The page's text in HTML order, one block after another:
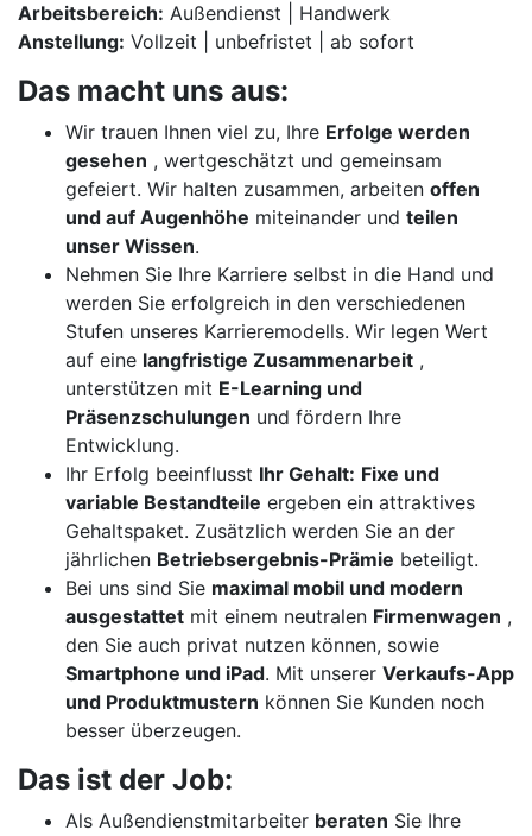
Arbeitsbereich: Außendienst | Handwerk
Anstellung: Vollzeit | unbefristet | ab sofort
Das macht uns aus:
Wir trauen Ihnen viel zu, Ihre Erfolge werden
gesehen , wertgeschätzt und gemeinsam
gefeiert. Wir halten zusammen, arbeiten offen
und auf Augenhöhe miteinander und teilen
unser Wissen.
Nehmen Sie Ihre Karriere selbst in die Hand und
werden Sie erfolgreich in den verschiedenen
Stufen unseres Karrieremodells. Wir legen Wert
auf eine langfristige Zusammenarbeit ,
unterstützen mit E-Learning und
Präsenzschulungen und fördern Ihre
Entwicklung.
Ihr Erfolg beeinflusst Ihr Gehalt: Fixe und
variable Bestandteile ergeben ein attraktives
Gehaltspaket. Zusätzlich werden Sie an der
jährlichen Betriebsergebnis-Prämie beteiligt.
Bei uns sind Sie maximal mobil und modern
ausgestattet mit einem neutralen Firmenwagen ,
den Sie auch privat nutzen können, sowie
Smartphone und iPad. Mit unserer Verkaufs-App
und Produktmustern können Sie Kunden noch
besser überzeugen.
Das ist der Job:
Als Außendienstmitarbeiter beraten Sie Ihre